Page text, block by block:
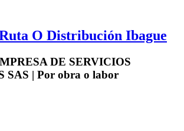
O Distribución Ibague
DE SERVICIOS
SAS | Por obra o labor